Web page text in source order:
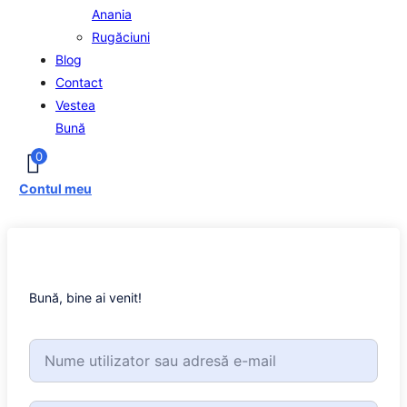
Anania
Rugăciuni
Blog
Contact
Vestea
Bună
0
Contul meu
Bună, bine ai venit!